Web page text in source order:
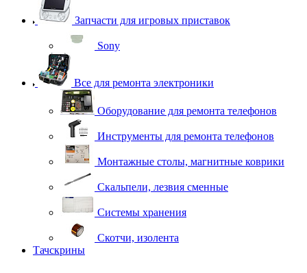
Запчасти для игровых приставок
Sony
Все для ремонта электроники
Оборудование для ремонта телефонов
Инструменты для ремонта телефонов
Монтажные столы, магнитные коврики
Скальпели, лезвия сменные
Системы хранения
Скотчи, изолента
Тачскрины